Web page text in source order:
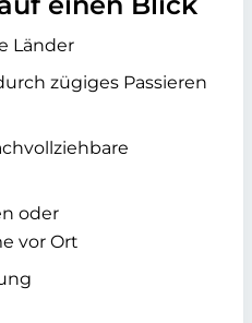
Länder
zügiges Passieren
oder
vor Ort